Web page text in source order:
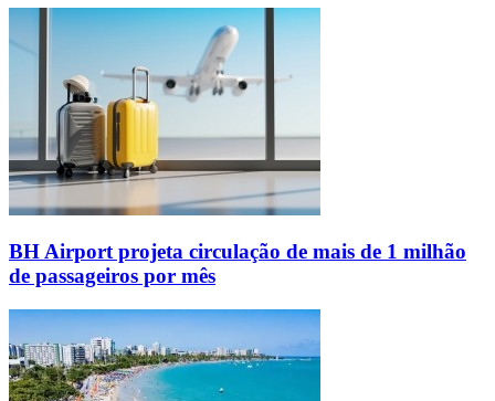
BH Airport projeta circulação de mais de 1 milhão
de passageiros por mês